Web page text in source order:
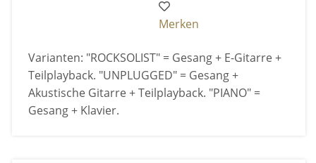
Merken
Varianten: "ROCKSOLIST" = Gesang + E-Gitarre +
Teilplayback. "UNPLUGGED" = Gesang +
Akustische Gitarre + Teilplayback. "PIANO" =
Gesang + Klavier.